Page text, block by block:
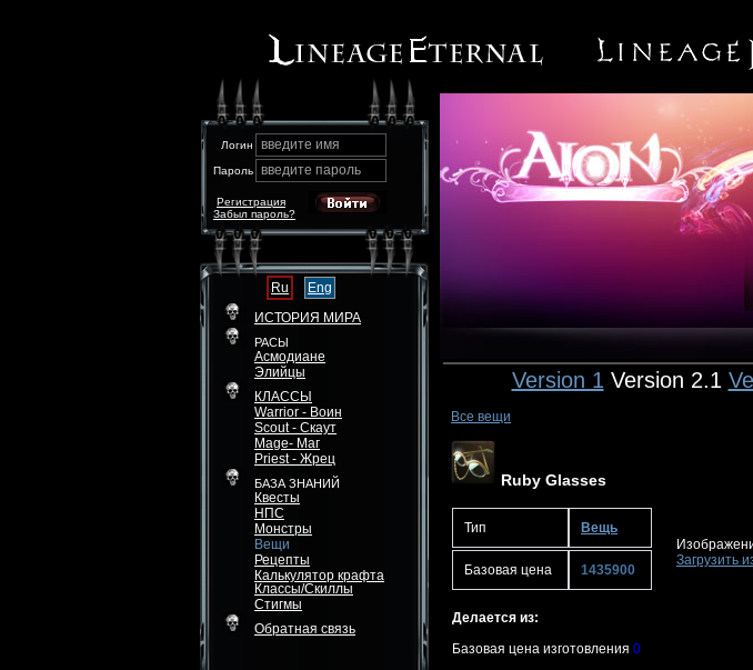
Логин введите имя
Пароль введите пароль
Забыл пароль?
Регистрация
Ru
Eng
ИСТОРИЯ МИРА
РАСЫ
Асмодиане
Элийцы
КЛАССЫ
Warrior - Воин
Scout - Скаут
Mage- Маг
Priest - Жрец
БАЗА ЗНАНИЙ
Квесты
НПС
Монстры
Вещи
Рецепты
Калькулятор крафта
Классы/Скиллы
Стигмы
Обратная связь
Version 1 Version 2.1
Все вещи
Ruby Glasses
Тип Вещь
Базовая цена 1435900
Загрузить
Делается из:
Базовая цена изготовления 0